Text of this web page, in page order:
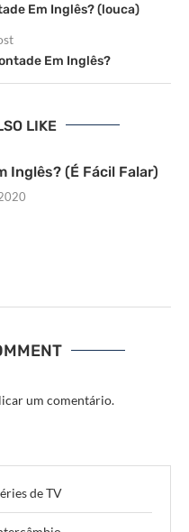
Em Inglês? (louca)
Em Inglês?
LIKE
Inglês? (É Fácil Falar)
um comentário.
de TV